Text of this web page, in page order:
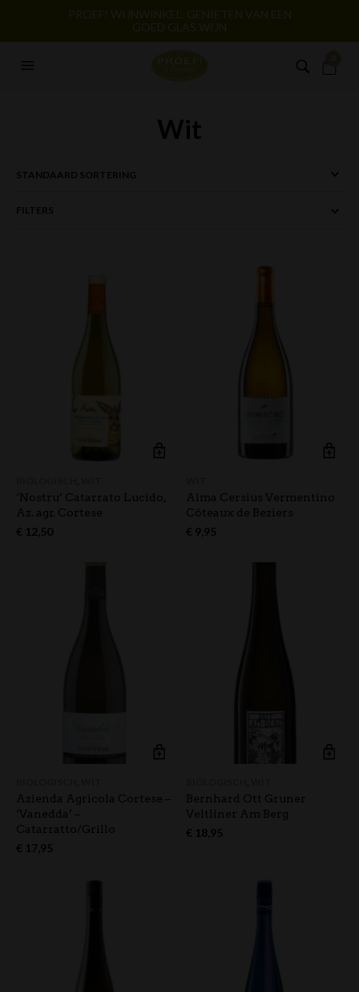
PROEF! WIJNWINKEL. GENIETEN VAN EEN
GOED GLAS WIJN
Wit
FILTERS
,
‘Nostru’ Catarrato Lucido,
Az. agr. Cortese
€ 12,50
Alma Cersius Vermentino
Côteaux de Beziers
€ 9,95
Azienda Agricola Cortese –
‘Vanedda’ –
Catarratto/Grillo
€ 17,95
Bernhard Ott Gruner
Veltliner Am Berg
€ 18,95